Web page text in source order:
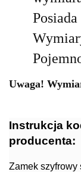
Uwaga!
Instrukcja
producenta:
Zamek szyfrowy